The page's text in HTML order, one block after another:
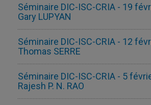
Séminaire DIC-ISC-CRIA - 19
Gary LUPYAN
Séminaire DIC-ISC-CRIA - 12
Thomas SERRE
Séminaire DIC-ISC-CRIA - 5
Rajesh P. N. RAO